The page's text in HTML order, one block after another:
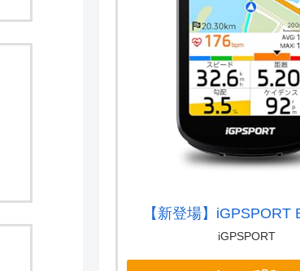
【新登場】iGPSPORT
iGPSPORT